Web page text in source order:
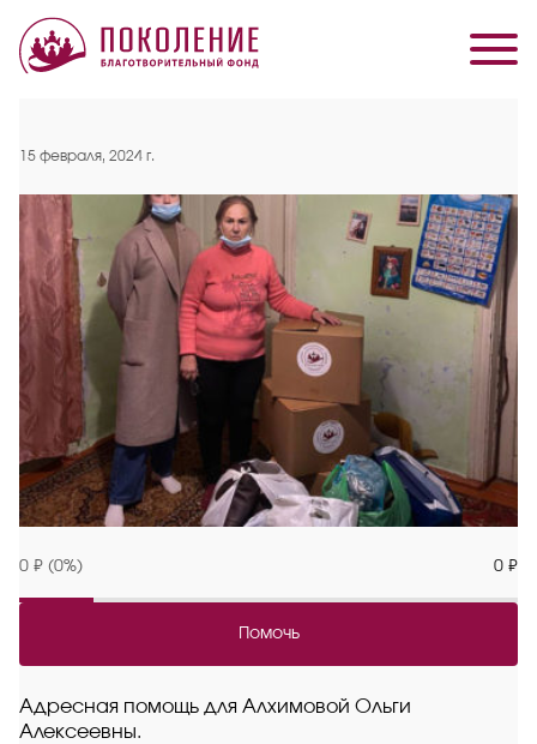
15 февраля, 2024 г.
0 ₽ (0%) 0 ₽
Помочь
Адресная помощь для Алхимовой Ольги
Алексеевны.